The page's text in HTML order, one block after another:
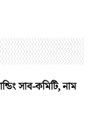
সাব-কমিটি, নাম